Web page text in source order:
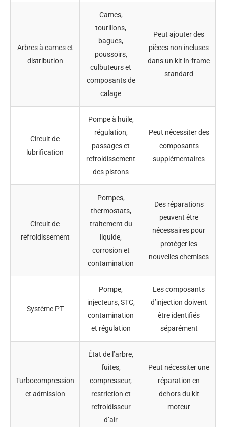
Arbres à cames et
distribution
Cames,
tourillons,
bagues,
poussoirs,
culbuteurs et
composants de
calage
Peut ajouter des
pièces non incluses
dans un kit in-frame
standard
Circuit de
lubrification
Pompe à huile,
régulation,
passages et
refroidissement
des pistons
Peut nécessiter des
composants
supplémentaires
Circuit de
refroidissement
Pompes,
thermostats,
traitement du
liquide,
corrosion et
contamination
Des réparations
peuvent être
nécessaires pour
protéger les
nouvelles chemises
Système PT
Pompe,
injecteurs, STC,
contamination
et régulation
Les composants
d’injection doivent
être identifiés
séparément
Turbocompression
et admission
État de l’arbre,
fuites,
compresseur,
restriction et
refroidisseur
d’air
Peut nécessiter une
réparation en
dehors du kit
moteur